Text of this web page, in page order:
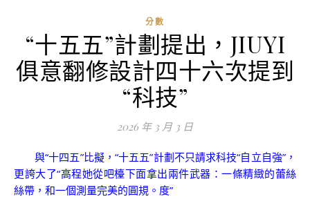
分數
“十五五”計劃提出，JIUYI
俱意翻修設計四十六次提到
“科技”
2026 年 3 月 3 日
與“十四五”比擬，“十五五”計劃不只請求科技“自立自強”，
更誇大了“高程她從吧檯下面拿出兩件武器：一條精緻的蕾絲
絲帶，和一個測量完美的圓規。度”